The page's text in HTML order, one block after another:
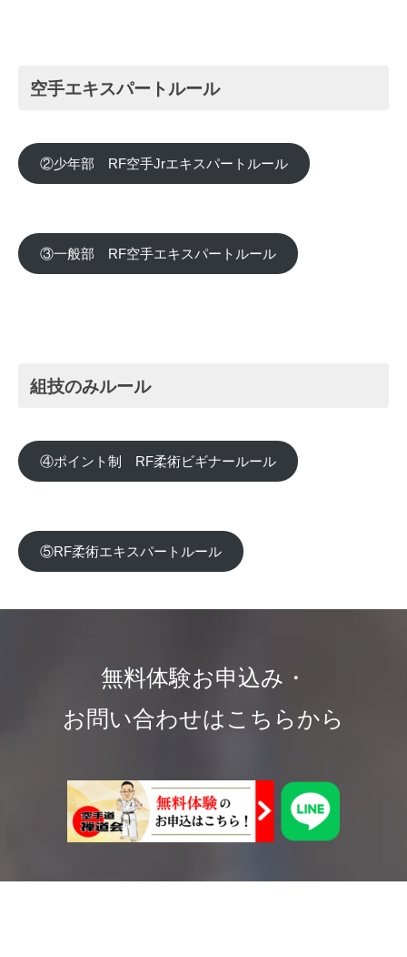
空手エキスパートルール
②少年部 RF空手Jrエキスパートルール
③一般部 RF空手エキスパートルール
組技のみルール
④ポイント制 RF柔術ビギナールール
⑤RF柔術エキスパートルール
無料体験お申込み・
お問い合わせはこちらから